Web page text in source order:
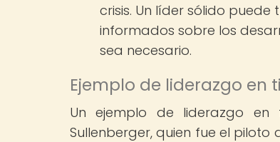
crisis. Un líder sólido
informados sobre los
sea necesario.
Ejemplo de liderazgo en
Un ejemplo de liderazgo en
Sullenberger, quien fue el piloto